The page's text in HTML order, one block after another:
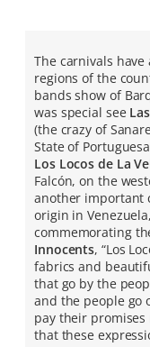
The carnivals
regions of the
bands show of
was special see
(the crazy of
State of
Los Locos de La
Falcón, on the
another important
origin in
commemorating
Innocents, “Los
fabrics and
that go by the
and the people go
pay their
that these